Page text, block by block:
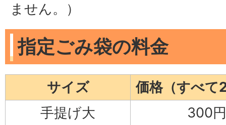
ません。）
指定ごみ袋の料金
サイズ
価格（すべて
手提げ大
300円